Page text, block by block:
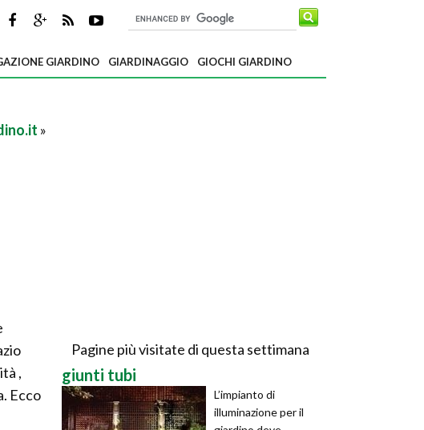
GIARDINO GIARDINAGGIO GIOCHI GIARDINO
»
,
Ecco
Pagine più visitate di questa settimana
giunti tubi
L’impianto di
illuminazione per il